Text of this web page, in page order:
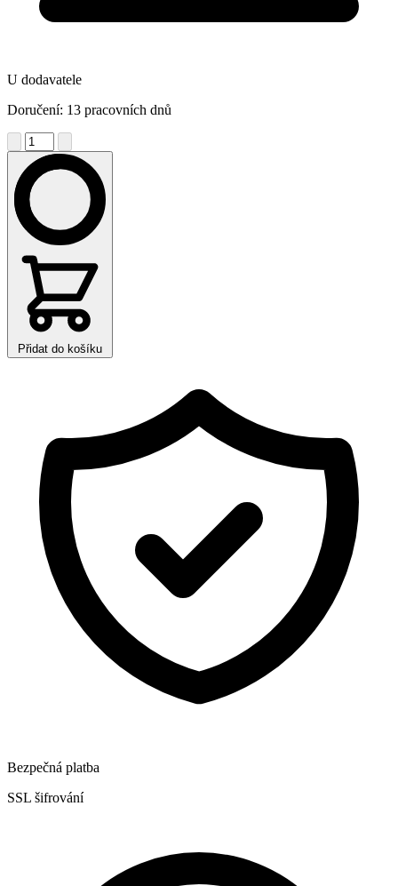
U dodavatele
Doručení: 13 pracovních dnů
Přidat do košíku
Bezpečná platba
SSL šifrování